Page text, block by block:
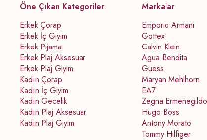
Öne Çıkan Kategoriler
Erkek Çorap
Erkek İç Giyim
Erkek Pijama
Erkek Plaj Aksesuar
Erkek Plaj Giyim
Kadın Çorap
Kadın İç Giyim
Kadın Gecelik
Kadın Plaj Aksesuar
Kadın Plaj Giyim
Markalar
Emporio Armani
Gottex
Calvin Klein
Agua Bendita
Guess
Maryan Mehlhorn
EA7
Zegna Ermenegildo
Hugo Boss
Antony Morato
Tommy Hilfiger